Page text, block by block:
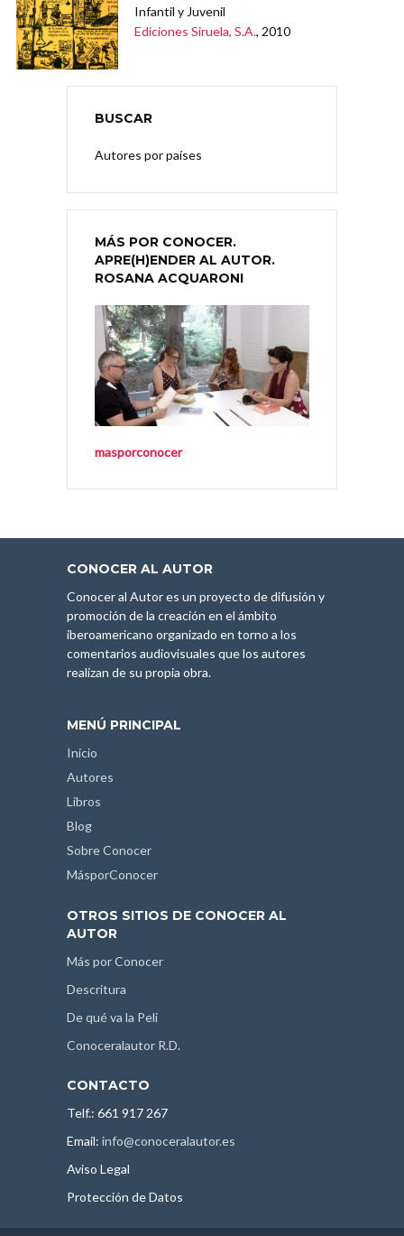
Infantil y Juvenil
Ediciones Siruela, S.A., 2010
BUSCAR
Autores por países
MÁS POR CONOCER.
APRE(H)ENDER AL AUTOR.
ROSANA ACQUARONI
masporconocer
CONOCER AL AUTOR
Conocer al Autor es un proyecto de difusión y
promoción de la creación en el ámbito
iberoamericano organizado en torno a los
comentarios audiovisuales que los autores
realizan de su propia obra.
MENÚ PRINCIPAL
Inicio
Autores
Libros
Blog
Sobre Conocer
MásporConocer
OTROS SITIOS DE CONOCER AL
AUTOR
Más por Conocer
Descritura
De qué va la Peli
Conoceralautor R.D.
CONTACTO
Telf.: 661 917 267
Email: info@conoceralautor.es
Aviso Legal
Protección de Datos